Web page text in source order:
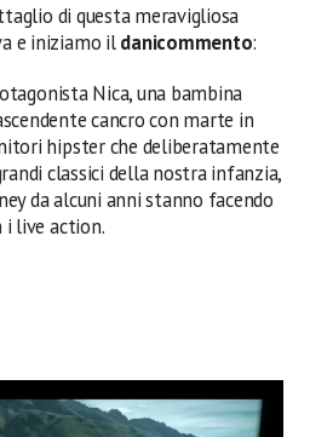
di questa meravigliosa
e iniziamo ildanicommento:
Nica, una bambina
cancro con marte in
hipster che deliberatamente
classici della nostra infanzia,
da alcuni anni stanno facendo
i live action.